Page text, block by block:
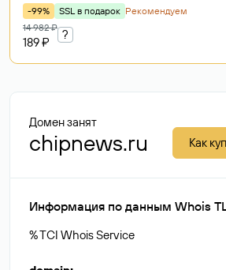
-99% SSL в подарок Рекомендуем
14 982 ₽
189 ₽
?
Домен занят
chipnews.ru Как
Информация по данным Whois
% TCI Whois Service